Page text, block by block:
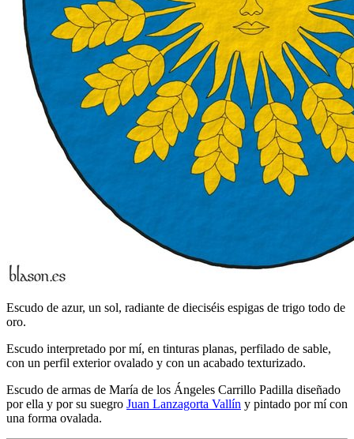
Escudo de azur, un sol, radiante de dieciséis espigas de trigo todo de
oro.
Escudo interpretado por mí, en tinturas planas, perfilado de sable,
con un perfil exterior ovalado y con un acabado texturizado.
Escudo de armas de María de los Ángeles Carrillo Padilla diseñado
por ella y por su suegro Juan Lanzagorta Vallín y pintado por mí con
una forma ovalada.